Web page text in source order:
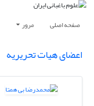
صفحه اصلی مرور
اعضای هیات تحریریه